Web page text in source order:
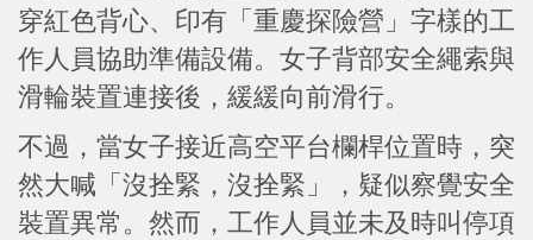
穿紅色背心、印有「重慶探險營」字樣的工
作人員協助準備設備。女子背部安全繩索與
滑輪裝置連接後，緩緩向前滑行。
不過，當女子接近高空平台欄桿位置時，突
然大喊「沒拴緊，沒拴緊」，疑似察覺安全
裝置異常。然而，工作人員並未及時叫停項